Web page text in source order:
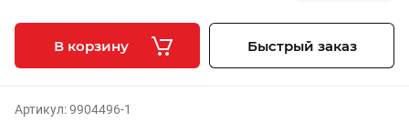
В корзину Быстрый заказ
Артикул:9904496-1